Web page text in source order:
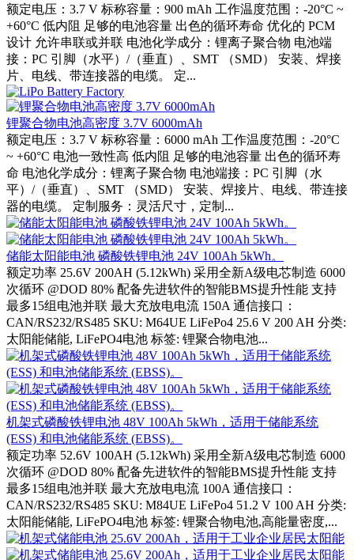
额定电压：3.7 V 标称容量：900 mAh 工作温度范围：-20°C ~
+60°C 低内阻 足够的电池容量 出色的循环寿命 优化的 PCM
设计 允许串联或并联 电池化学成分：锂离子聚合物 电池端
接：PC 引脚（水平）/（垂直）、SMT （SMD） 安装、焊接
片、电线、带连接器的电缆。 定...
锂聚合物电池高密度 3.7V 6000mAh
额定电压：3.7 V 标称容量：6000 mAh 工作温度范围：-20°C
~ +60°C 电池一致性高 低内阻 足够的电池容量 出色的循环寿
命 电池化学成分：锂离子聚合物 电池端接：PC 引脚（水
平）/（垂直）、SMT （SMD） 安装、焊接片、电线、带连接
器的电缆。 定制服务：灵活尺寸，定制...
储能太阳能电池 磷酸铁锂电池 24V 100Ah 5kWh。
额定功率 25.6V 200AH (5.12kWh) 采用全新A级电芯制造 6000
次循环 @DOD 80% 配备先进软件的智能BMS提升性能 支持
最多15组电池并联 最大充放电电流 150A 通信接口：
CAN/RS232/RS485 SKU: M64UE LiFePo4 25.6 V 200 AH 分类:
太阳能储能, LiFePO4电池 标签: 锂聚合物电池...
机架式磷酸铁锂电池 48V 100Ah 5kWh，适用于储能系统
(ESS) 和电池储能系统 (EBSS)。
额定功率 52.6V 100AH (5.12kWh) 采用全新A级电芯制造 6000
次循环 @DOD 80% 配备先进软件的智能BMS提升性能 支持
最多15组电池并联 最大充放电电流 100A 通信接口：
CAN/RS232/RS485 SKU: M84UE LiFePo4 51.2 V 100 AH 分类:
太阳能储能, LiFePO4电池 标签: 锂聚合物电池,高能量密度,...